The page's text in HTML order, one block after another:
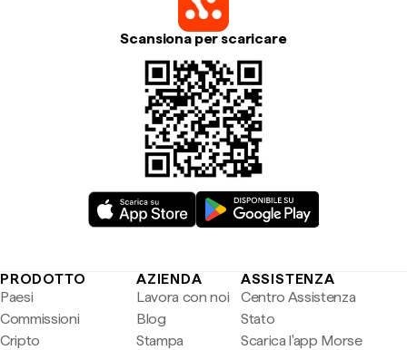
Scansiona per scaricare
PRODOTTO
Paesi
Commissioni
Cripto
AZIENDA
Lavora con noi
Blog
Stampa
ASSISTENZA
Centro Assistenza
Stato
Scarica l'app Morse